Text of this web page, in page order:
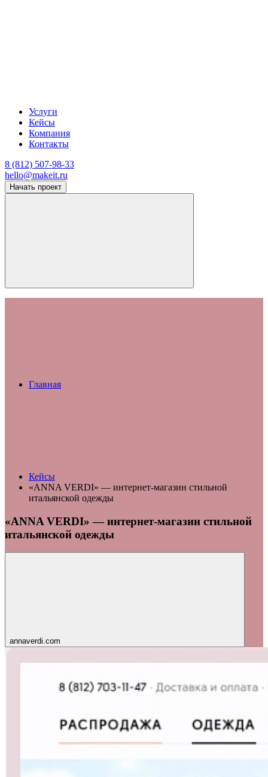
Услуги
Кейсы
Компания
Контакты
8 (812) 507-98-33
hello@makeit.ru
Начать проект
Главная
Кейсы
«ANNA VERDI» — интернет-магазин стильной
итальянской одежды
«ANNA VERDI» — интернет-магазин стильной
итальянской одежды
annaverdi.com